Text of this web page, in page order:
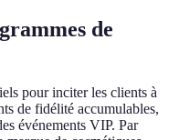
de
pour inciter les clients à
de fidélité accumulables,
événements VIP. Par